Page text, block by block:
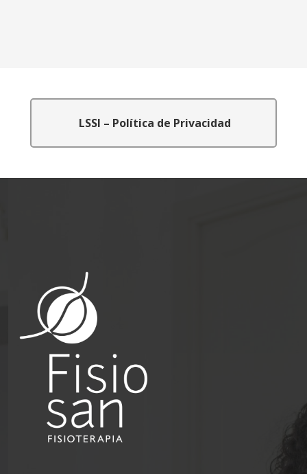
LSSI – Política de Privacidad